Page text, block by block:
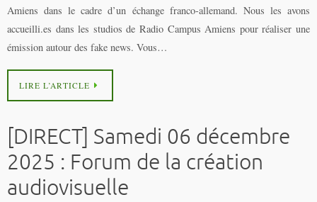
Amiens dans le cadre d’un échange franco-allemand. Nous les avons
accueilli.es dans les studios de Radio Campus Amiens pour réaliser une
émission autour des fake news. Vous…
LIRE L’ARTICLE
[DIRECT] Samedi 06 décembre
2025 : Forum de la création
audiovisuelle